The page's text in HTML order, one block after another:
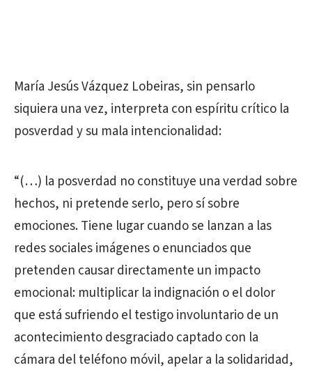
María Jesús Vázquez Lobeiras, sin pensarlo
siquiera una vez, interpreta con espíritu crítico la
posverdad y su mala intencionalidad:
“(…) la posverdad no constituye una verdad sobre
hechos, ni pretende serlo, pero sí sobre
emociones. Tiene lugar cuando se lanzan a las
redes sociales imágenes o enunciados que
pretenden causar directamente un impacto
emocional: multiplicar la indignación o el dolor
que está sufriendo el testigo involuntario de un
acontecimiento desgraciado captado con la
cámara del teléfono móvil, apelar a la solidaridad,